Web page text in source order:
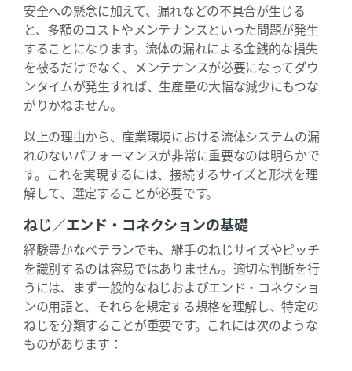
安全への懸念に加えて、漏れなどの不具合が生じる
と、多額のコストやメンテナンスといった問題が発生
することになります。流体の漏れによる金銭的な損失
を被るだけでなく、メンテナンスが必要になってダウ
ンタイムが発生すれば、生産量の大幅な減少にもつな
がりかねません。
以上の理由から、産業環境における流体システムの漏
れのないパフォーマンスが非常に重要なのは明らかで
す。これを実現するには、接続するサイズと形状を理
解して、選定することが必要です。
ねじ／エンド・コネクションの基礎
経験豊かなベテランでも、継手のねじサイズやピッチ
を識別するのは容易ではありません。適切な判断を行
うには、まず一般的なねじおよびエンド・コネクショ
ンの用語と、それらを規定する規格を理解し、特定の
ねじを分類することが重要です。これには次のような
ものがあります：